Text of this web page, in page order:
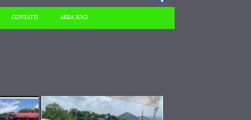
CONTATTI AREA SOCI